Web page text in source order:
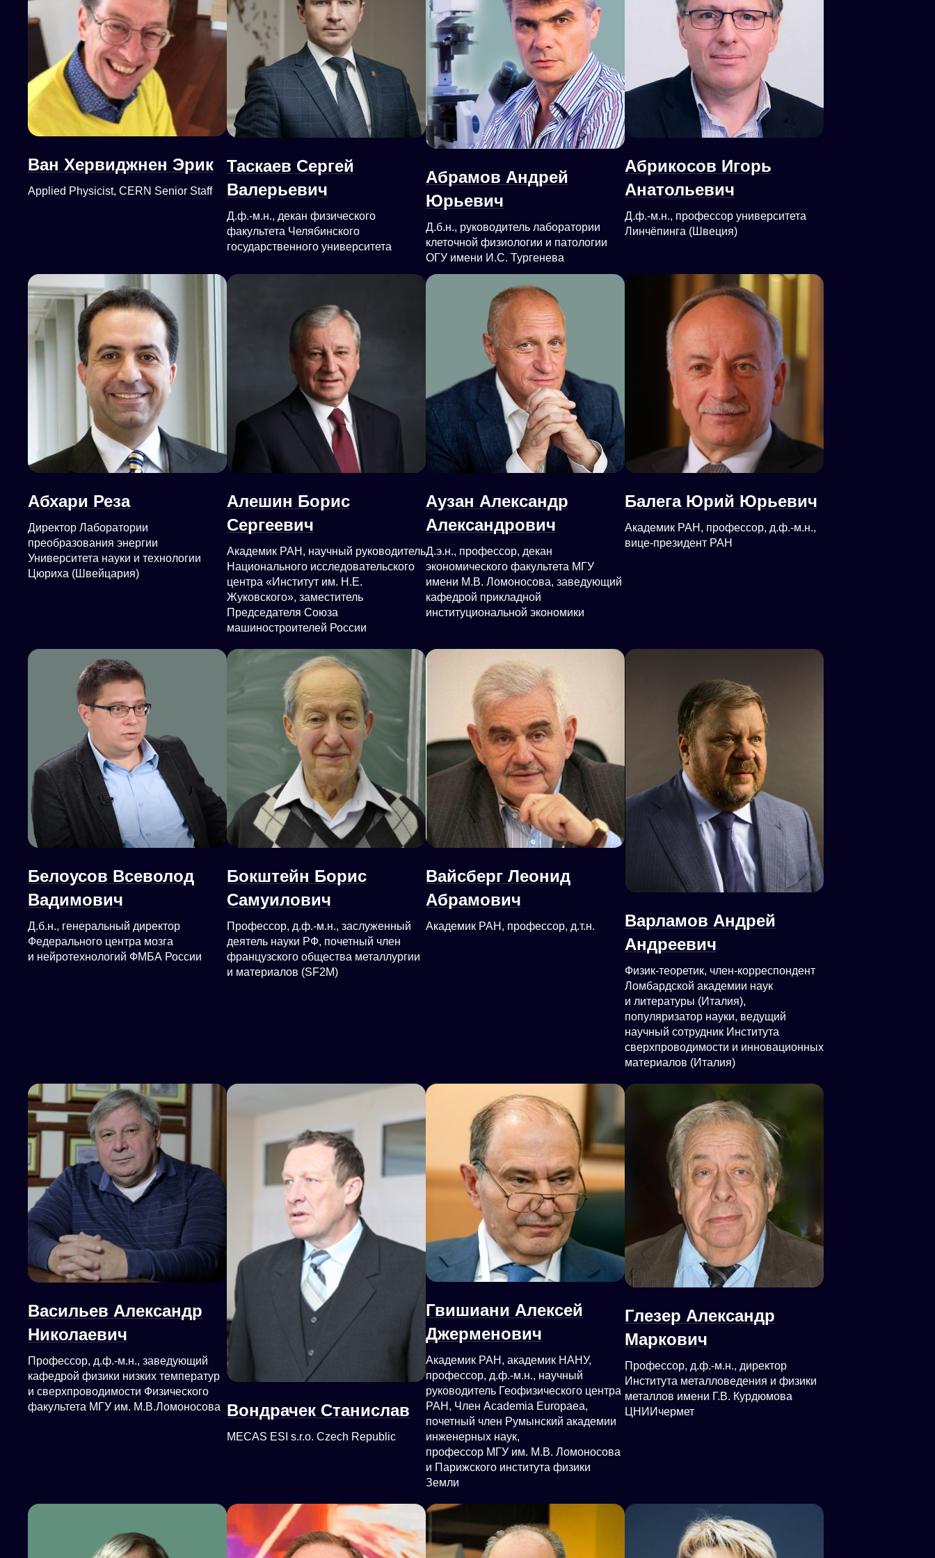
Ван Хервиджнен Эрик
Applied Physicist, CERN Senior Staff
Таскаев Сергей
Валерьевич
Д.ф.-м.н., декан физического
факультета Челябинского
государственного университета
Абрамов Андрей
Юрьевич
Д.б.н., руководитель лаборатории
клеточной физиологии и патологии
ОГУ имени И.С. Тургенева
Абрикосов Игорь
Анатольевич
Д.ф.-м.н., профессор университета
Линчёпинга (Швеция)
Абхари Реза
Директор Лаборатории
преобразования энергии
Университета науки и технологии
Цюриха (Швейцария)
Алешин Борис
Сергеевич
Академик РАН, научный руководитель
Национального исследовательского
центра «Институт им. Н.Е.
Жуковского», заместитель
Председателя Союза
машиностроителей России
Аузан Александр
Александрович
Д.э.н., профессор, декан
экономического факультета МГУ
имени М.В. Ломоносова, заведующий
кафедрой прикладной
институциональной экономики
Балега Юрий Юрьевич
Академик РАН, профессор, д.ф.-м.н.,
вице-президент РАН
Белоусов Всеволод
Вадимович
Д.б.н., генеральный директор
Федерального центра мозга
и нейротехнологий ФМБА России
Бокштейн Борис
Самуилович
Профессор, д.ф.-м.н., заслуженный
деятель науки РФ, почетный член
французского общества металлургии
и материалов (SF2M)
Вайсберг Леонид
Абрамович
Академик РАН, профессор, д.т.н.
Варламов Андрей
Андреевич
Физик-теоретик, член-корреспондент
Ломбардской академии наук
и литературы (Италия),
популяризатор науки, ведущий
научный сотрудник Института
сверхпроводимости и инновационных
материалов (Италия)
Васильев Александр
Николаевич
Профессор, д.ф.-м.н., заведующий
кафедрой физики низких температур
и сверхпроводимости Физического
факультета МГУ им. М.В.Ломоносова
Вондрачек Станислав
MECAS ESI s.r.o. Czech Republic
Гвишиани Алексей
Джерменович
Академик РАН, академик НАНУ,
профессор, д.ф.-м.н., научный
руководитель Геофизического центра
РАН, Член Academia Europaea,
почетный член Румынский академии
инженерных наук,
профессор МГУ им. М.В. Ломоносова
и Парижского института физики
Земли
Глезер Александр
Маркович
Профессор, д.ф.-м.н., директор
Института металловедения и физики
металлов имени Г.В. Курдюмова
ЦНИИчермет